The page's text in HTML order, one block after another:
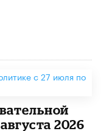
2026